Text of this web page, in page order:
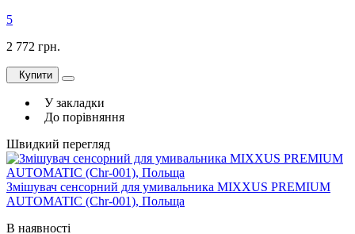
5
2 772 грн.
Купити
У закладки
До порівняння
Швидкий перегляд
Змішувач сенсорний для умивальника MIXXUS PREMIUM
AUTOMATIC (Chr-001), Польща
В наявності